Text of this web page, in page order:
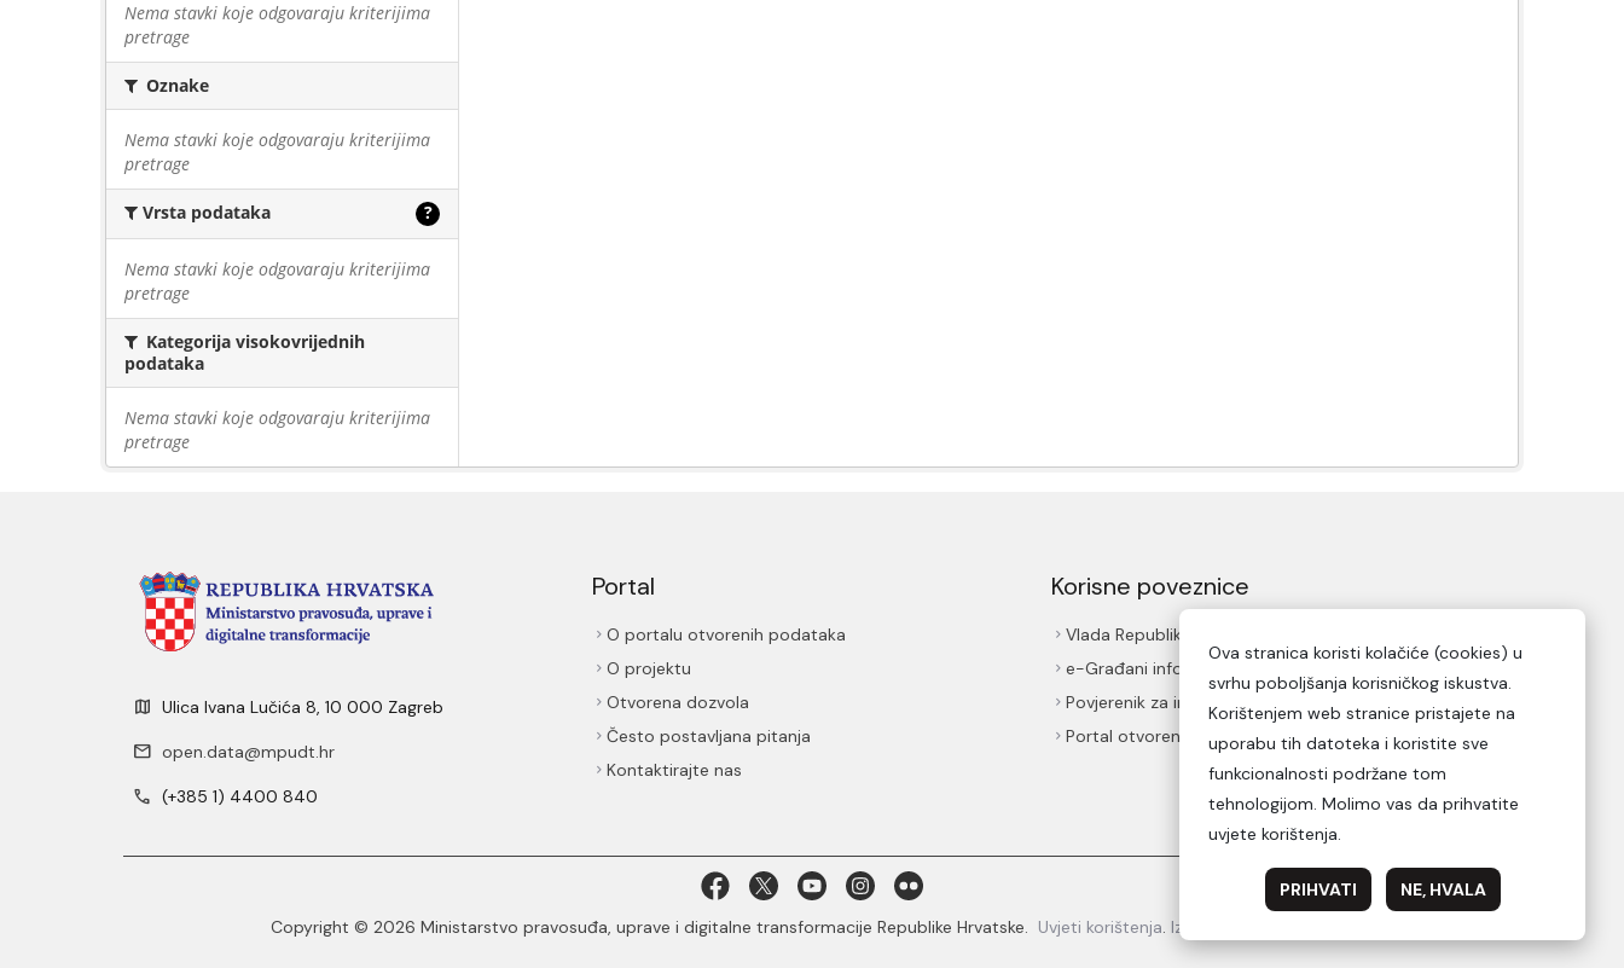
Nema stavki koje odgovaraju kriterijima
pretrage
Oznake
Nema stavki koje odgovaraju kriterijima
pretrage
Vrsta podataka ?
Nema stavki koje odgovaraju kriterijima
pretrage
Kategorija visokovrijednih
podataka
Nema stavki koje odgovaraju kriterijima
pretrage